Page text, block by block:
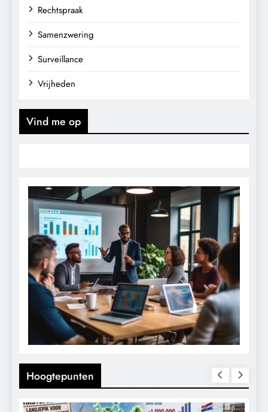
Rechtspraak
Samenzwering
Surveillance
Vrijheden
Vind me op
Hoogtepunten